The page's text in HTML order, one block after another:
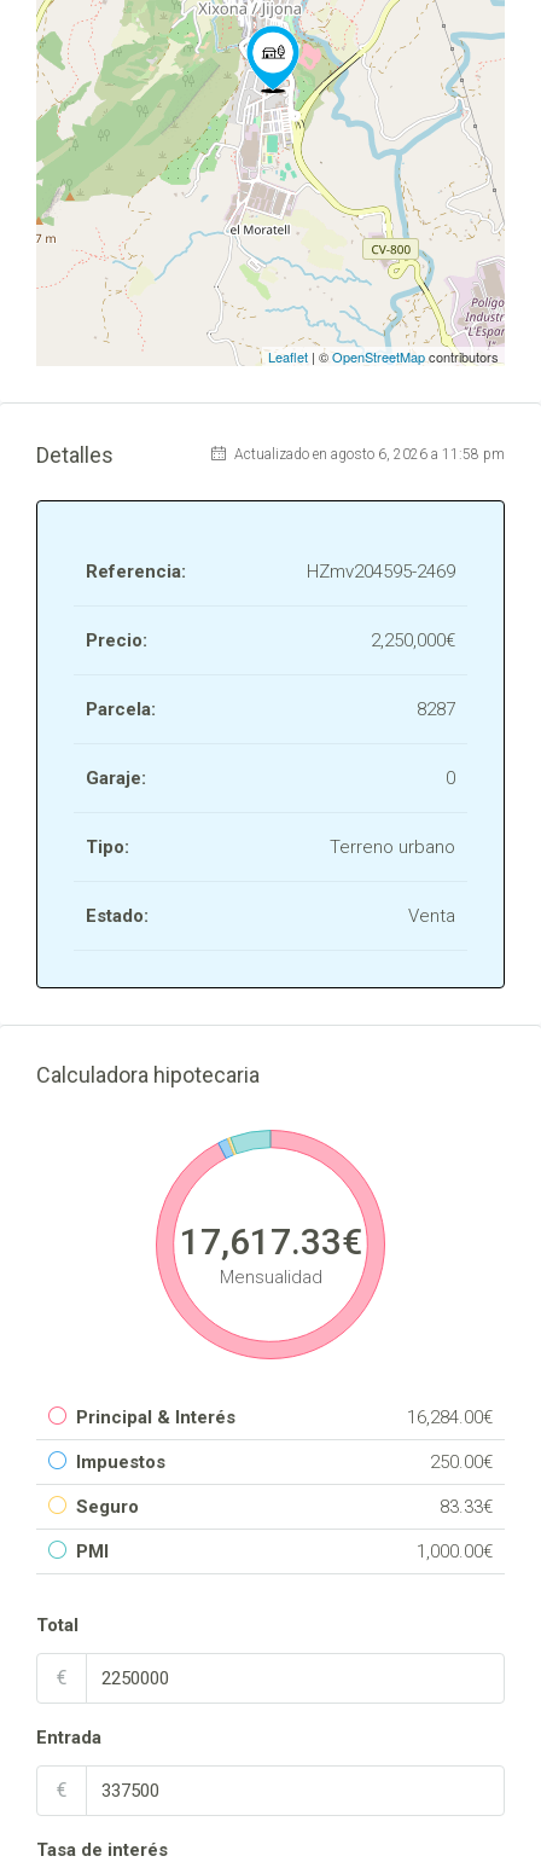
Leaflet | ©OpenStreetMapcontributors
Detalles Actualizado en agosto 6, 2026 a 11:58 pm
Referencia: HZmv204595-2469
Precio: 2,250,000€
Parcela: 8287
Garaje: 0
Tipo: Terreno urbano
Estado: Venta
Calculadora hipotecaria
17,617.33€
Mensualidad
Principal & Interés 16,284.00€
Impuestos 250.00€
Seguro 83.33€
PMI 1,000.00€
Total
€
Entrada
€
Tasa de interés